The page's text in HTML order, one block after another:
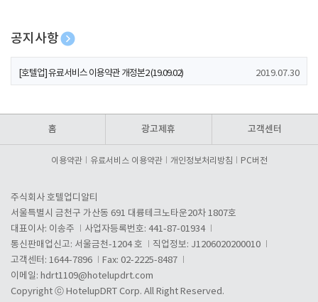
공지사항
[호텔업] 개인정보 처리방침 개정본1 (19.09.02)
[호텔업] 유료서비스 이용약관 개정본2 (19.09.02) 2019.07.30
홈 광고제휴 고객센터
이용약관 유료서비스 이용약관 개인정보처리방침 PC버전
주식회사 호텔업디알티
서울특별시 금천구 가산동 691 대륭테크노타운20차 1807호
대표이사: 이송주
사업자등록번호: 441-87-01934
통신판매업신고: 서울금천-1204 호
직업정보: J1206020200010
고객센터: 1644-7896
Fax: 02-2225-8487
이메일: hdrt1109@hotelupdrt.com
Copyright ⓒ HotelupDRT Corp. All Right Reserved.